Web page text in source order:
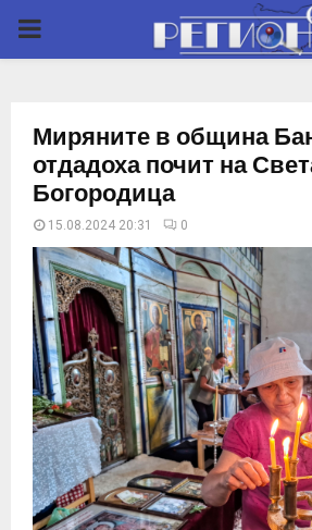
P
M
A
R
Y
M
E
Миряните в община
отдадоха почит на
Богородица
15.08.2024 20:31 0